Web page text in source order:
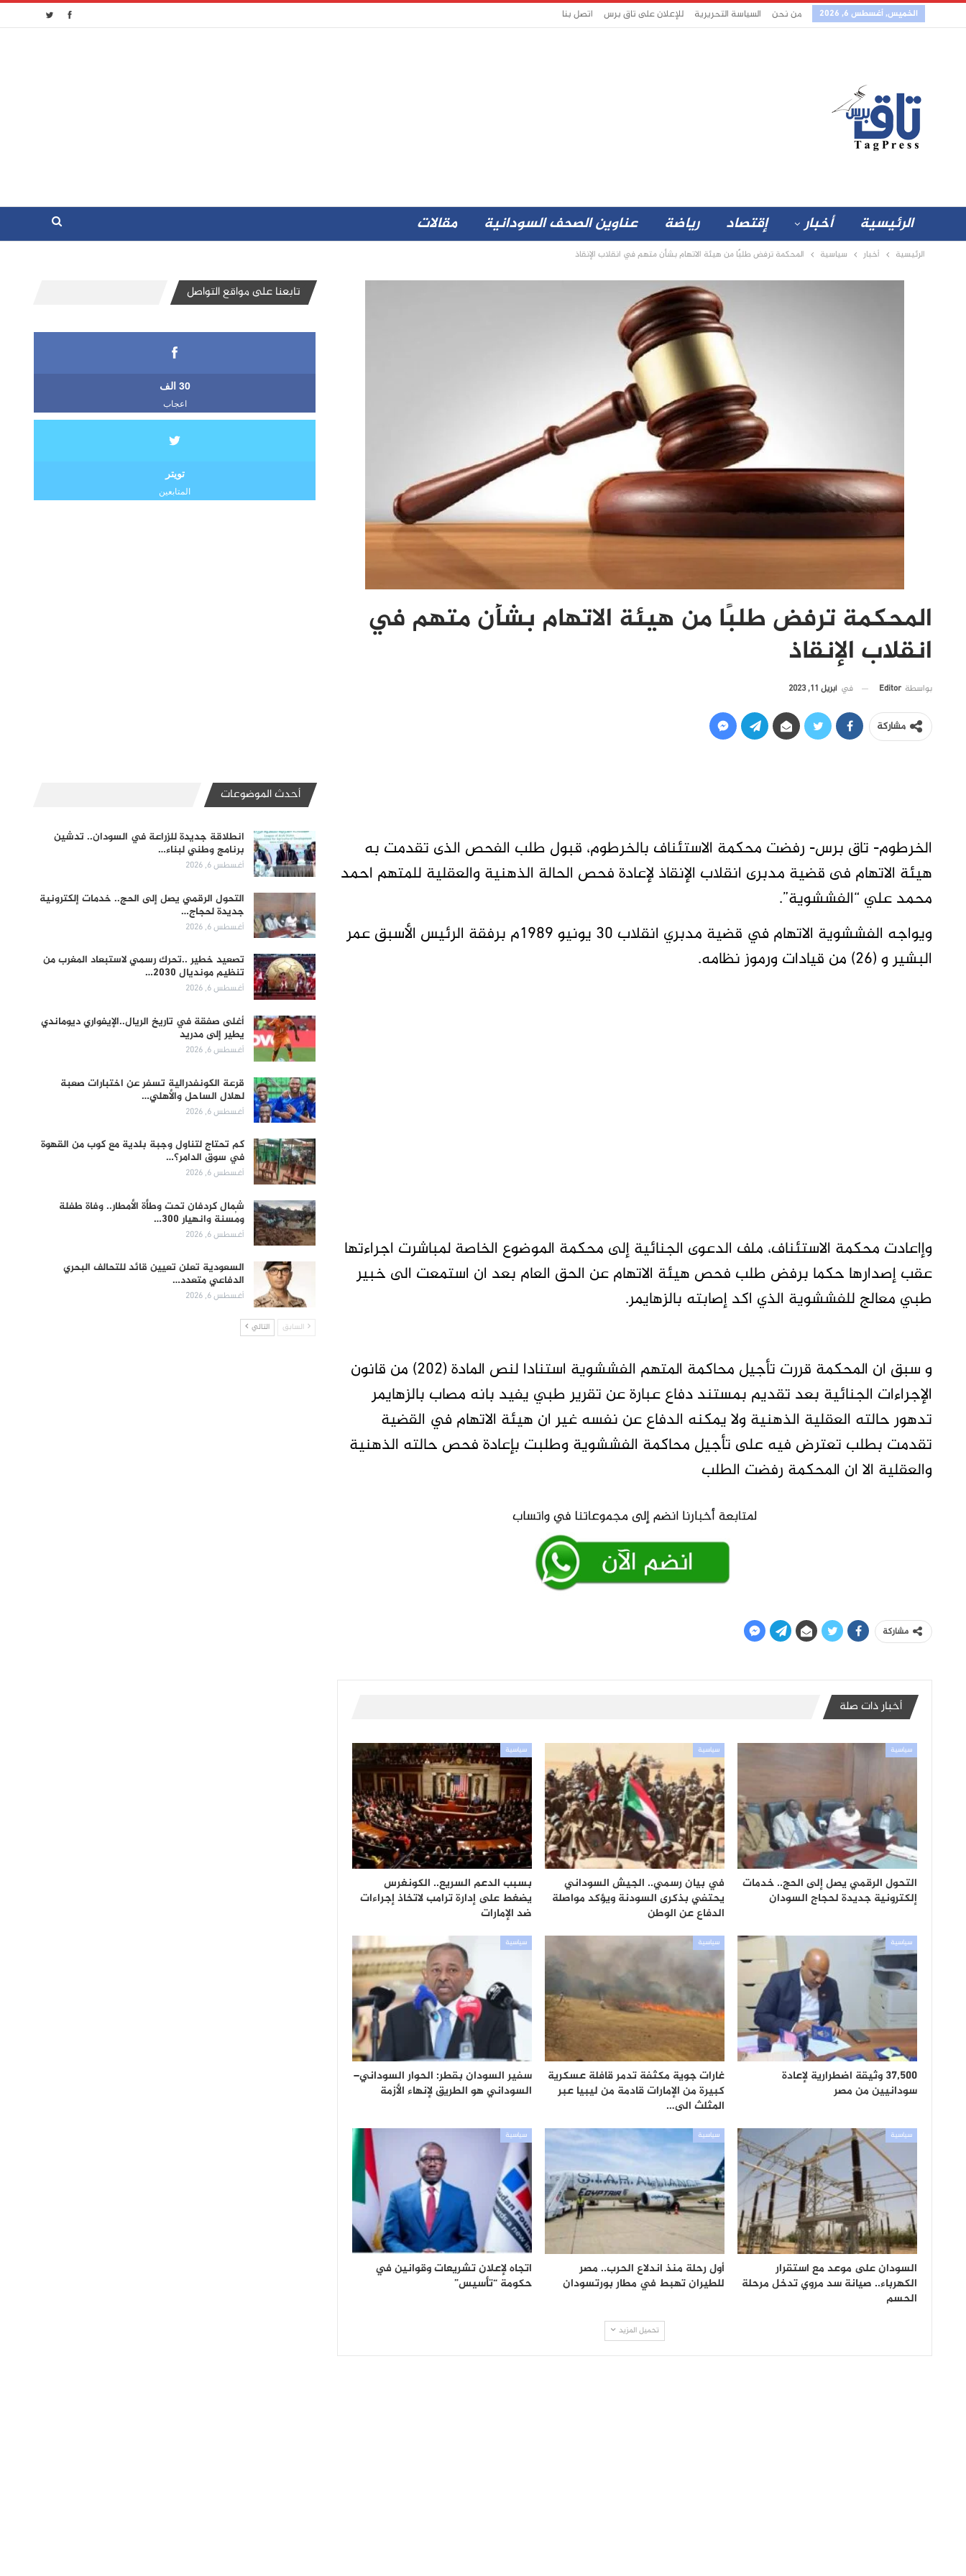
الخميس, أغسطس 6, 2026 من نحن السياسة التحريرية للإعلان على تاق برس اتصل بنا
الرئيسية أخبار إقتصاد رياضة عناوين الصحف السودانية مقالات
الرئيسية أخبار سياسية المحكمة ترفض طلبًا من هيئة الاتهام بشأن متهم في انقلاب الإنقاذ
المحكمة ترفض طلبًا من هيئة الاتهام بشأن متهم في
انقلاب الإنقاذ
بواسطة Editor في أبريل 11, 2023
مشاركة
الخرطوم- تاق برس- رفضت محكمة الاستئناف بالخرطوم، قبول طلب الفحص الذى تقدمت به
هيئة الاتهام فى قضية مدبرى انقلاب الإنقاذ لإعادة فحص الحالة الذهنية والعقلية للمتهم احمد
محمد علي “الفششوية”.
ويواجه الفششوية الاتهام في قضية مدبري انقلاب 30 يونيو 1989م برفقة الرئيس الأسبق عمر
البشير و (26) من قيادات ورموز نظامه.
وإاعادت محكمة الاستئناف، ملف الدعوى الجنائية إلى محكمة الموضوع الخاصة لمباشرت اجراءتها
عقب إصدارها حكما برفض طلب فحص هيئة الاتهام عن الحق العام بعد ان استمعت الى خبير
طبي معالج للفششوية الذي اكد إصابته بالزهايمر.
و سبق ان المحكمة قررت تأجيل محاكمة المتهم الفششوية استنادا لنص المادة (202) من قانون
الإجراءات الجنائية بعد تقديم بمستند دفاع عبارة عن تقرير طبي يفيد بانه مصاب بالزهايمر
تدهور حالته العقلية الذهنية ولا يمكنه الدفاع عن نفسه غير ان هيئة الاتهام في القضية
تقدمت بطلب تعترض فيه على تأجيل محاكمة الفششوية وطلبت بإعادة فحص حالته الذهنية
والعقلية الا ان المحكمة رفضت الطلب
مشاركة
أخبار ذات صلة
سياسية
التحول الرقمي يصل إلى الحج.. خدمات
إلكترونية جديدة لحجاج السودان
سياسية
في بيان رسمي.. الجيش السوداني
يحتفي بذكرى السودنة ويؤكد مواصلة
الدفاع عن الوطن
سياسية
بسبب الدعم السريع.. الكونغرس
يضغط على إدارة ترامب لاتخاذ إجراءات
ضد الإمارات
سياسية
37,500 وثيقة اضطرارية لإعادة
سودانيين من مصر
سياسية
غارات جوية مكثفة تدمر قافلة عسكرية
كبيرة من الإمارات قادمة من ليبيا عبر
المثلث الى…
سياسية
سفير السودان بقطر: الحوار السوداني–
السوداني هو الطريق لإنهاء الأزمة
سياسية
السودان على موعد مع استقرار
الكهرباء.. صيانة سد مروي تدخل مرحلة
الحسم
سياسية
أول رحلة منذ اندلاع الحرب.. مصر
للطيران تهبط في مطار بورتسودان
سياسية
اتجاه لإعلان تشريعات وقوانين في
حكومة “تأسيس”
تحميل المزيد
تابعنا على مواقع التواصل
30 الف
اعجاب
تويتر
المتابعين
أحدث الموضوعات
انطلاقة جديدة للزراعة في السودان.. تدشين
برنامج وطني لبناء…
أغسطس 6, 2026
التحول الرقمي يصل إلى الحج.. خدمات إلكترونية
جديدة لحجاج…
أغسطس 6, 2026
تصعيد خطير ..تحرك رسمي لاستبعاد المغرب من
تنظيم مونديال 2030…
أغسطس 6, 2026
أغلى صفقة في تاريخ الريال..الإيفواري ديوماندي
يطير إلى مدريد
أغسطس 6, 2026
قرعة الكونفدرالية تسفر عن اختبارات صعبة
لهلال الساحل والأهلي…
أغسطس 6, 2026
كم تحتاج لتناول وجبة بلدية مع كوب من القهوة
في سوق الدامر؟…
أغسطس 6, 2026
شمال كردفان تحت وطأة الأمطار.. وفاة طفلة
ومُسنة وانهيار 300…
أغسطس 6, 2026
السعودية تعلن تعيين قائد للتحالف البحري
الدفاعي متعدد…
أغسطس 6, 2026
السابق التالي